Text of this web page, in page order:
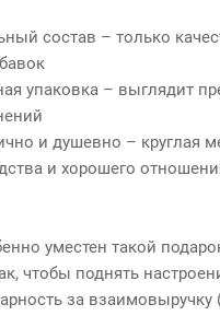
состав – только
упаковка – выглядит
и душевно – круглая
и хорошего
уместен такой
чтобы поднять
за